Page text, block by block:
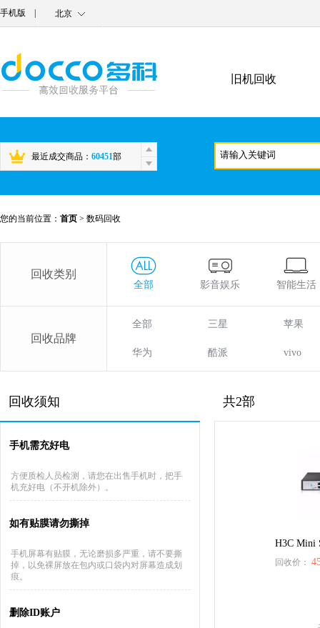
手机版 北京
旧机回收
最近成交商品： 60451部
您的当前位置： 首页 > 数码回收
回收类别
全部 影音娱乐 智能生活
回收品牌
全部 三星 苹果
华为 酷派 vivo
回收须知
手机需充好电
方便质检人员检测，请您在出售手机时，把手
机充好电（不开机除外）。
如有贴膜请勿撕掉
手机屏幕有贴膜，无论磨损多严重，请不要撕
掉，以免裸屏放在包内或口袋内对屏幕造成划
痕。
删除ID账户
共2部
H3C Mini
回收价：